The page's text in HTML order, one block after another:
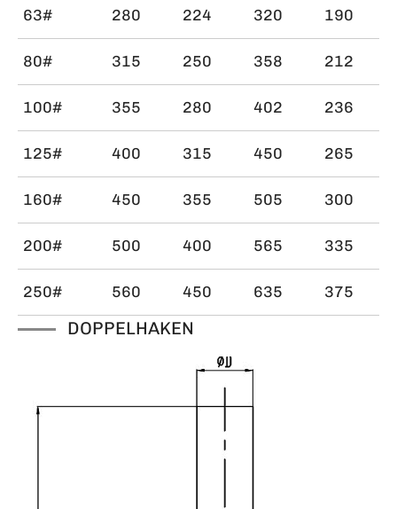
63# 280 224 320 190
80# 315 250 358 212
100# 355 280 402 236
125# 400 315 450 265
160# 450 355 505 300
200# 500 400 565 335
250# 560 450 635 375
DOPPELHAKEN